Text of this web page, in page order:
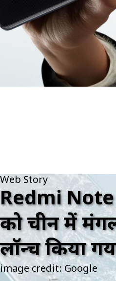
Web Story
Redmi
को चीन में
लॉन्च किया
image credit: Google